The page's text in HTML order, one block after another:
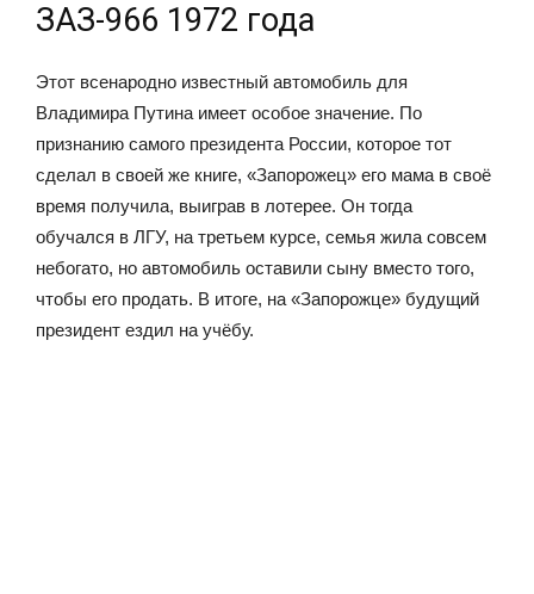
ЗАЗ-966 1972 года
Этот всенародно известный автомобиль для
Владимира Путина имеет особое значение. По
признанию самого президента России, которое тот
сделал в своей же книге, «Запорожец» его мама в своё
время получила, выиграв в лотерее. Он тогда
обучался в ЛГУ, на третьем курсе, семья жила совсем
небогато, но автомобиль оставили сыну вместо того,
чтобы его продать. В итоге, на «Запорожце» будущий
президент ездил на учёбу.